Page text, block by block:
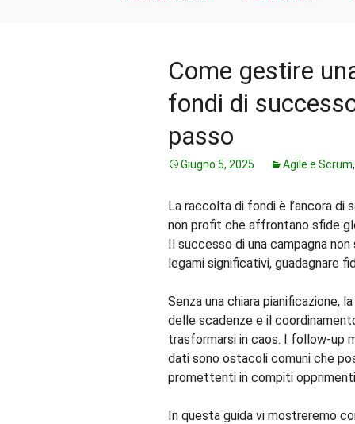
Come gestire
fondi di
passo
Giugno 5, 2025 Agile e Scrum
La raccolta di fondi è l’ancora di
non profit che affrontano sfide
Il successo di una campagna
legami significativi, guadagnare
Senza una chiara pianificazione,
delle scadenze e il
trasformarsi in caos. I follow-up
dati sono ostacoli comuni che
promettenti in compiti
In questa guida vi mostreremo